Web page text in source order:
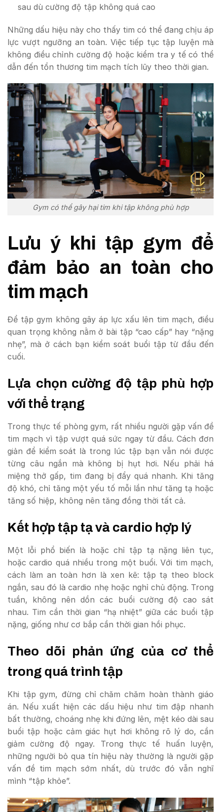
sau dù cường độ tập không quá cao
Những dấu hiệu này cho thấy tim có thể đang chịu áp
lực vượt ngưỡng an toàn. Việc tiếp tục tập luyện mà
không điều chỉnh cường độ hoặc kiểm tra y tế có thể
dẫn đến tổn thương tim mạch tích lũy theo thời gian.
Gym có thể gây hại tim khi tập không phù hợp
Lưu ý khi tập gym để
đảm bảo an toàn cho
tim mạch
Để tập gym không gây áp lực xấu lên tim mạch, điều
quan trọng không nằm ở bài tập “cao cấp” hay “nặng
nhẹ”, mà ở cách bạn kiểm soát buổi tập từ đầu đến
cuối.
Lựa chọn cường độ tập phù hợp
với thể trạng
Trong thực tế phòng gym, rất nhiều người gặp vấn đề
tim mạch vì tập vượt quá sức ngay từ đầu. Cách đơn
giản để kiểm soát là trong lúc tập bạn vẫn nói được
từng câu ngắn mà không bị hụt hơi. Nếu phải há
miệng thở gấp, tim đang bị đẩy quá nhanh. Khi tăng
độ khó, chỉ tăng một yếu tố mỗi lần như tăng tạ hoặc
tăng số hiệp, không nên tăng đồng thời tất cả.
Kết hợp tập tạ và cardio hợp lý
Một lỗi phổ biến là hoặc chỉ tập tạ nặng liên tục,
hoặc cardio quá nhiều trong một buổi. Với tim mạch,
cách làm an toàn hơn là xen kẽ: tập tạ theo block
ngắn, sau đó là cardio nhẹ hoặc nghỉ chủ động. Trong
tuần, không nên dồn các buổi cường độ cao sát
nhau. Tim cần thời gian “hạ nhiệt” giữa các buổi tập
nặng, giống như cơ bắp cần thời gian hồi phục.
Theo dõi phản ứng của cơ thể
trong quá trình tập
Khi tập gym, đừng chỉ chăm chăm hoàn thành giáo
án. Nếu xuất hiện các dấu hiệu như tim đập nhanh
bất thường, choáng nhẹ khi đứng lên, mệt kéo dài sau
buổi tập hoặc cảm giác hụt hơi không rõ lý do, cần
giảm cường độ ngay. Trong thực tế huấn luyện,
những người bỏ qua tín hiệu này thường là người gặp
vấn đề tim mạch sớm nhất, dù trước đó vẫn nghĩ
mình “tập khỏe”.